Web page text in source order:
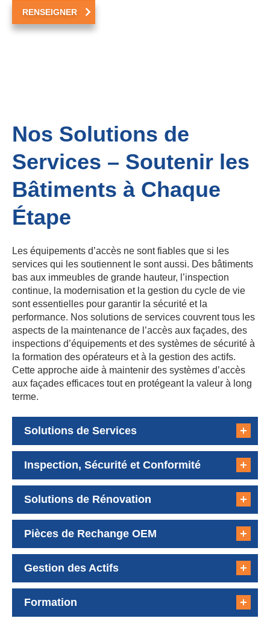
RENSEIGNER
Nos Solutions de
Services – Soutenir les
Bâtiments à Chaque
Étape
Les équipements d’accès ne sont fiables que si les
services qui les soutiennent le sont aussi. Des bâtiments
bas aux immeubles de grande hauteur, l’inspection
continue, la modernisation et la gestion du cycle de vie
sont essentielles pour garantir la sécurité et la
performance. Nos solutions de services couvrent tous les
aspects de la maintenance de l’accès aux façades, des
inspections d’équipements et des systèmes de sécurité à
la formation des opérateurs et à la gestion des actifs.
Cette approche aide à maintenir des systèmes d’accès
aux façades efficaces tout en protégeant la valeur à long
terme.
Solutions de Services
Inspection, Sécurité et Conformité
Solutions de Rénovation
Pièces de Rechange OEM
Gestion des Actifs
Formation